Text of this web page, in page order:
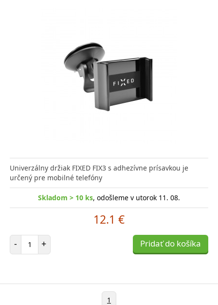
Univerzálny držiak FIXED FIX3 s adhezívne prísavkou je
určený pre mobilné telefóny
Skladom > 10 ks, odošleme v utorok 11. 08.
12.1 €
- Počet položiek
+ Pridať do košíka
1